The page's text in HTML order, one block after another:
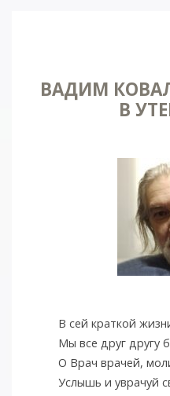
ВАДИМ
В
В сей краткой
Мы все друг другу
О Врач врачей,
Услышь и уврачуй